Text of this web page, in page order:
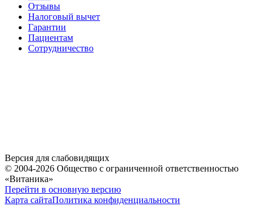
Отзывы
Налоговый вычет
Гарантии
Пациентам
Сотрудничество
Версия для слабовидящих
© 2004-2026 Общество с ограниченной ответственностью
«Витаника»
Перейти в основную версию
Карта сайтаПолитика конфиденциальности